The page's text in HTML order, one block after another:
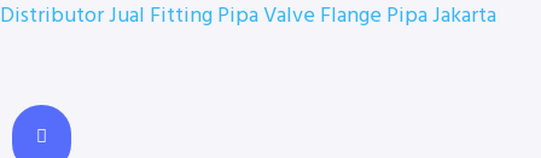
Distributor Jual Fitting Pipa Valve Flange Pipa Jakarta